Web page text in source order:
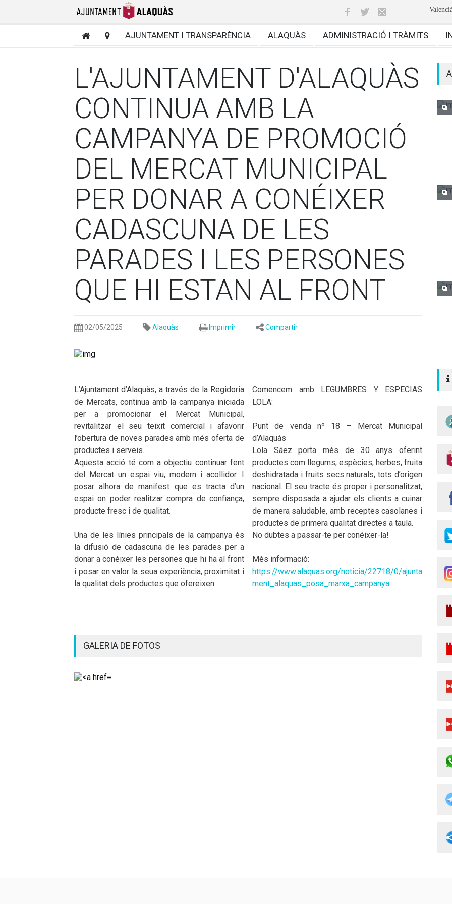
AJUNTAMENT I TRANSPARÈNCIA ALAQUÀS ADMINISTRACIÓ I TRÀMITS
L'AJUNTAMENT D'ALAQUÀS
CONTINUA AMB LA
CAMPANYA DE PROMOCIÓ
DEL MERCAT MUNICIPAL
PER DONAR A CONÉIXER
CADASCUNA DE LES
PARADES I LES PERSONES
QUE HI ESTAN AL FRONT
02/05/2025 Alaquàs Imprimir Compartir
L’Ajuntament d’Alaquàs, a través de la Regidoria
de Mercats, continua amb la campanya iniciada
per a promocionar el Mercat Municipal,
revitalitzar el seu teixit comercial i afavorir
l’obertura de noves parades amb més oferta de
productes i serveis.
Aquesta acció té com a objectiu continuar fent
del Mercat un espai viu, modern i acollidor. I
posar alhora de manifest que es tracta d’un
espai on poder realitzar compra de confiança,
producte fresc i de qualitat.
Una de les línies principals de la campanya és
la difusió de cadascuna de les parades per a
donar a conéixer les persones que hi ha al front
i posar en valor la seua experiència, proximitat i
la qualitat dels productes que ofereixen.
Comencem amb LEGUMBRES Y ESPECIAS
LOLA:
Punt de venda nº 18 – Mercat Municipal
d’Alaquàs
Lola Sáez porta més de 30 anys oferint
productes com llegums, espècies, herbes, fruita
deshidratada i fruits secs naturals, tots d’origen
nacional. El seu tracte és proper i personalitzat,
sempre disposada a ajudar els clients a cuinar
de manera saludable, amb receptes casolanes i
productes de primera qualitat directes a taula.
No dubtes a passar-te per conéixer-la!
Més informació:
https://www.alaquas.org/noticia/22718/0/ajunta
ment_alaquas_posa_marxa_campanya
GALERIA DE FOTOS